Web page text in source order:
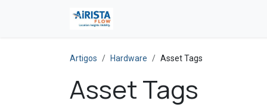
Artigos Hardware Asset Tags
Asset Tags